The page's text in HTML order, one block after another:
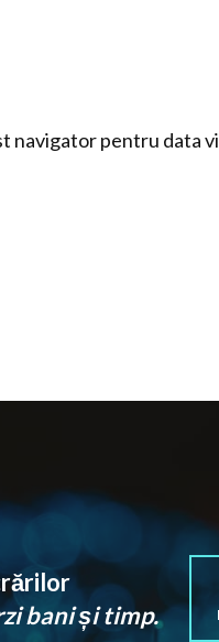
navigator pentru data
bani și timp.